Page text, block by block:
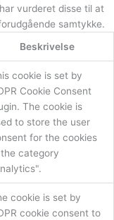
vurderet disse til at
samtykke.
Beskrivelse
cookie is set by
Cookie Consent
The cookie is
to store the user
for the cookies
category
cookie is set by
cookie consent to